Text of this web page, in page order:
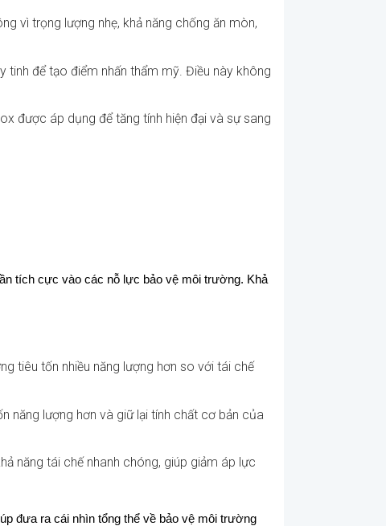
vì trọng lượng nhẹ, khả năng chống ăn mòn,
để tạo điểm nhấn thẩm mỹ. Điều này không
được áp dụng để tăng tính hiện đại và sự sang
tích cực vào các nỗ lực bảo vệ môi trường. Khả
tiêu tốn nhiều năng lượng hơn so với tái chế
năng lượng hơn và giữ lại tính chất cơ bản của
năng tái chế nhanh chóng, giúp giảm áp lực
đưa ra cái nhìn tổng thể về bảo vệ môi trường